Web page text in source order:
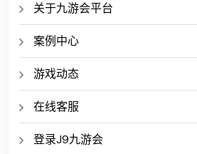
关于九游会平台
案例中心
游戏动态
在线客服
登录J9九游会